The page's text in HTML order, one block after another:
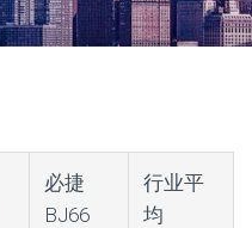
必捷
BJ66
行业平
均